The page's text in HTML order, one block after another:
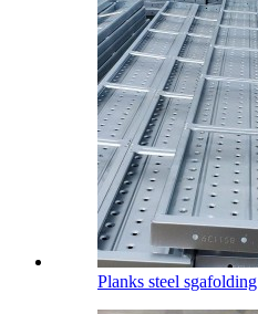
Planks steel sgafolding